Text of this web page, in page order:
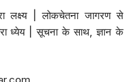
लक्ष्य | लोकचेतना जागरण से
ध्येय | सूचना के साथ, ज्ञान के